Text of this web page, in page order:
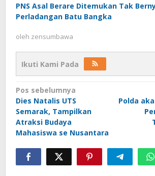
PNS Asal Berare Ditemukan Tak
Perladangan Batu Bangka
oleh zensumbawa
Ikuti Kami Pada
Navigasi
pos
Pos sebelumnya
Dies Natalis UTS
Semarak, Tampilkan
Atraksi Budaya
Mahasiswa se Nusantara
Polda